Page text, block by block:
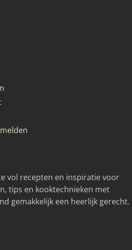
vol recepten en inspiratie voor
tips en kooktechnieken met
gemakkelijk een heerlijk gerecht.